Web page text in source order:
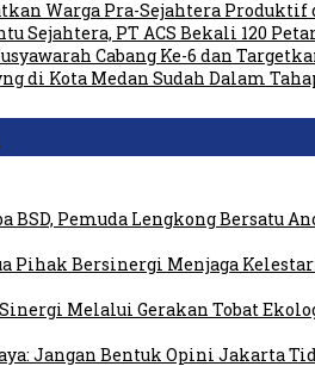
Warga Pra-Sejahtera
Sejahtera, PT ACS Bekali 120
Cabang Ke-6 dan
di Kota Medan Sudah Dalam
BSD, Pemuda Lengkong Bersatu
Pihak Bersinergi Menjaga
Melalui Gerakan Tobat
Jangan Bentuk Opini Jakarta